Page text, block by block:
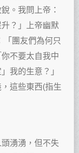
。我問上帝：
？」上帝幽默
「團友們為何只
不要太自我中
我的生意？」
這些東西(指生
湧湧，但不失